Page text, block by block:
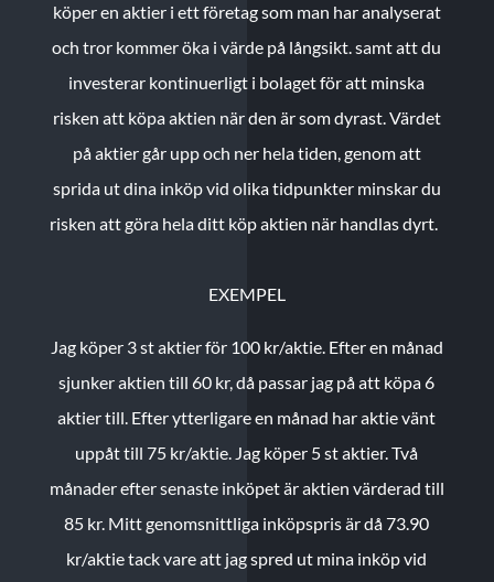
köper en aktier i ett företag som man har analyserat
och tror kommer öka i värde på långsikt. samt att du
investerar kontinuerligt i bolaget för att minska
risken att köpa aktien när den är som dyrast. Värdet
på aktier går upp och ner hela tiden, genom att
sprida ut dina inköp vid olika tidpunkter minskar du
risken att göra hela ditt köp aktien när handlas dyrt.
EXEMPEL
Jag köper 3 st aktier för 100 kr/aktie. Efter en månad
sjunker aktien till 60 kr, då passar jag på att köpa 6
aktier till. Efter ytterligare en månad har aktie vänt
uppåt till 75 kr/aktie. Jag köper 5 st aktier.Två
månader efter senaste inköpet är aktien värderad till
85 kr. Mitt genomsnittliga inköpspris är då 73.90
kr/aktie tack vare att jag spred ut mina inköp vid